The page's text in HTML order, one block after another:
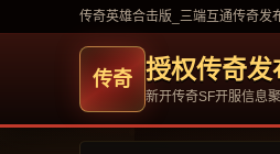
传奇英雄合击版_三端互通传奇发
授权传奇发
新开传奇SF开服信息